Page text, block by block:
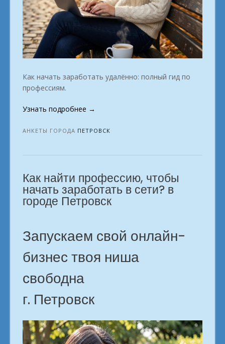
Как начать заработать удалённо: полный гид по
профессиям.
Узнать подробнее «Работа
офиса.
идеальная
специальность.
Петровск»
→
АНКЕТЫ ГОРОДА ПЕТРОВСК
Как найти профессию, чтобы
начать заработать в сети? в
городе Петровск
Запускаем свой онлайн-
бизнес твоя ниша
свободна
г. Петровск